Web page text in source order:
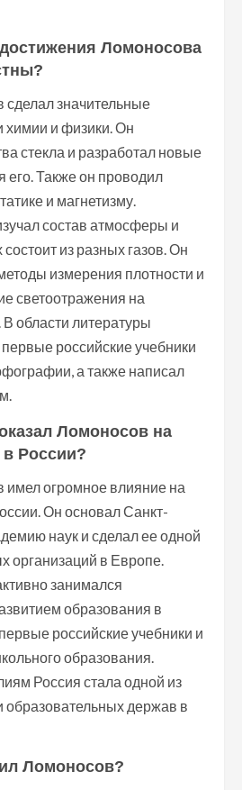
Ломоносова
значительные
химии и физики. Он
стекла и разработал новые
его. Также он проводил
и магнетизму.
состав атмосферы и
состоит из разных газов. Он
измерения плотности и
светоотражения на
области литературы
российские учебники
а также написал
Ломоносов на
в России?
огромное влияние на
Он основал Санкт-
наук и сделал ее одной
организаций в Европе.
занимался
образования в
российские учебники и
образования.
Россия стала одной из
образовательных держав в
Ломоносов?